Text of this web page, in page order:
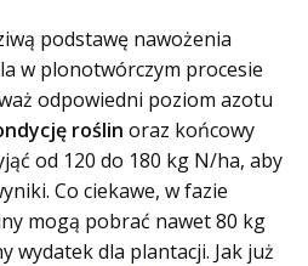
podstawę nawożenia
w plonotwórczym procesie
odpowiedni poziom azotu
roślin oraz końcowy
od 120 do 180 kg N/ha, aby
Co ciekawe, w fazie
mogą pobrać nawet 80 kg
wydatek dla plantacji. Jak już